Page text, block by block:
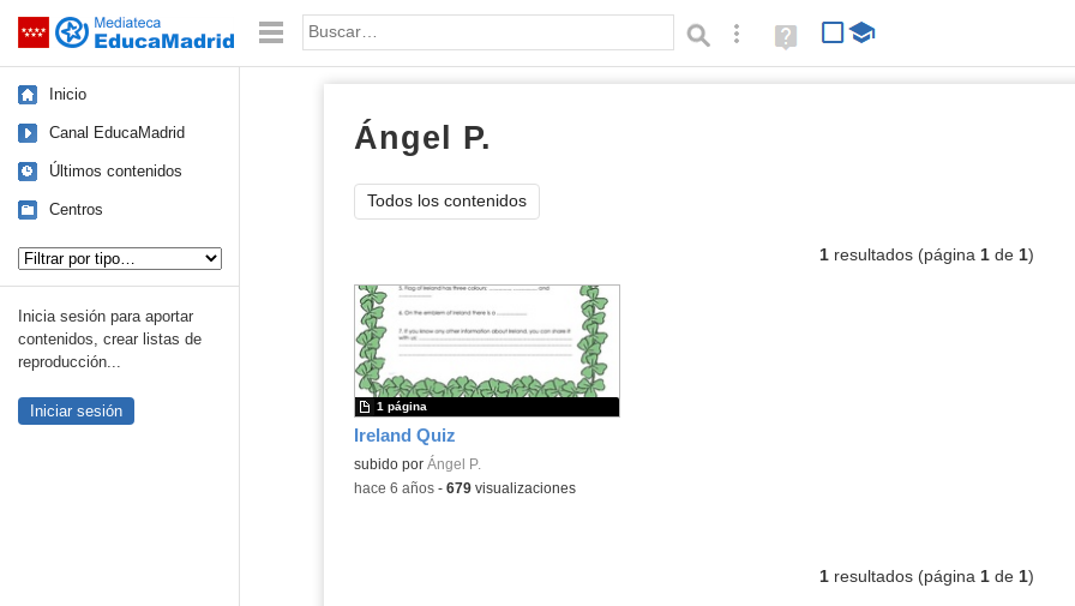
Saltar navegación Palabra o frase: Búsqueda avanzada
Ayuda
(en
Inicio
Canal EducaMadrid
Últimos contenidos
Centros
Inicia sesión para aportar
contenidos, crear listas de
reproducción...
Iniciar sesión
Ángel P.
Todos los contenidos
1resultados (página 1de 1)
Ireland Quiz
subido por Ángel P.
1 página
-hace 6 años- 679visualizaciones
1resultados (página 1de 1)